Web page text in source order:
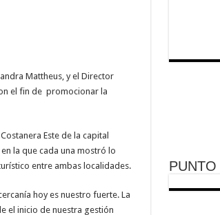
Mattheus, y el Director
el fin de promocionar la
Este de la capital
la que cada una mostró lo
entre ambas localidades.
hoy es nuestro fuerte. La
el inicio de nuestra gestión